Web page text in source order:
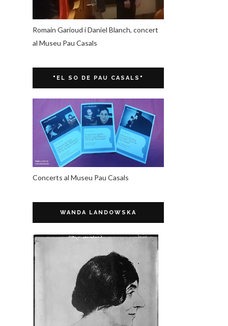
Romain Garioud i Daniel Blanch, concert
al Museu Pau Casals
"EL SO DE PAU CASALS"
Concerts al Museu Pau Casals
WANDA LANDOWSKA